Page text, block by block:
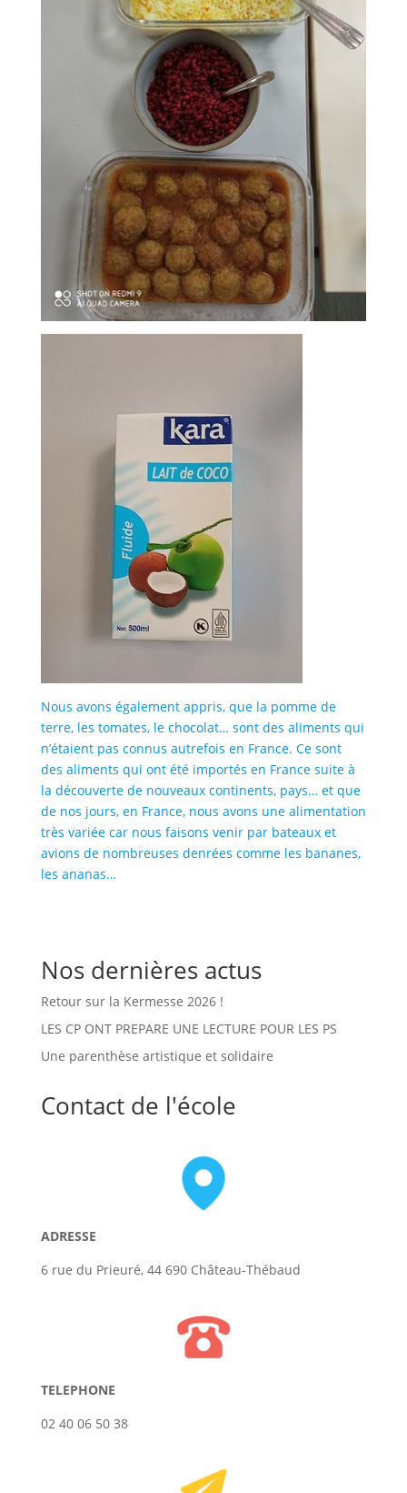
Nous avons également appris, que la pomme de
terre, les tomates, le chocolat… sont des aliments qui
n’étaient pas connus autrefois en France. Ce sont
des aliments qui ont été importés en France suite à
la découverte de nouveaux continents, pays… et que
de nos jours, en France, nous avons une alimentation
très variée car nous faisons venir par bateaux et
avions de nombreuses denrées comme les bananes,
les ananas…
Nos dernières actus
Retour sur la Kermesse 2026 !
LES CP ONT PREPARE UNE LECTURE POUR LES PS
Une parenthèse artistique et solidaire
Contact de l'école
ADRESSE
6 rue du Prieuré, 44 690 Château-Thébaud
TELEPHONE
02 40 06 50 38